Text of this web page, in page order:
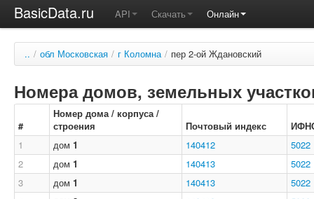
BasicData.ru API Скачать Онлайн
.. / обл Московская / г Коломна / пер 2-ой Ждановский
Номера домов, земельных
#
Номер дома / корпуса /
строения
Почтовый индекс
1
дом 1 140412
5022
2
дом 1 140413
5022
3
дом 1 140413
5022